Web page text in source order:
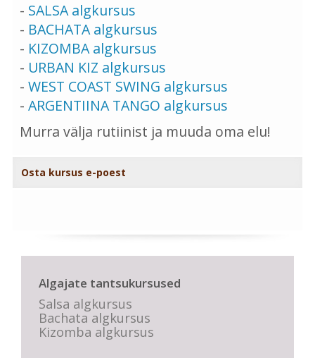
- SALSA algkursus
- BACHATA algkursus
- KIZOMBA algkursus
- URBAN KIZ algkursus
- WEST COAST SWING algkursus
- ARGENTIINA TANGO algkursus
Murra välja rutiinist ja muuda oma elu!
Osta kursus e-poest
Algajate tantsukursused
Salsa algkursus
Bachata algkursus
Kizomba algkursus